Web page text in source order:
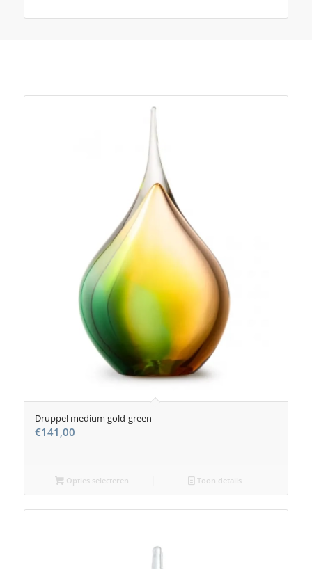
Druppel medium gold-green
€141,00
Opties selecteren Toon details